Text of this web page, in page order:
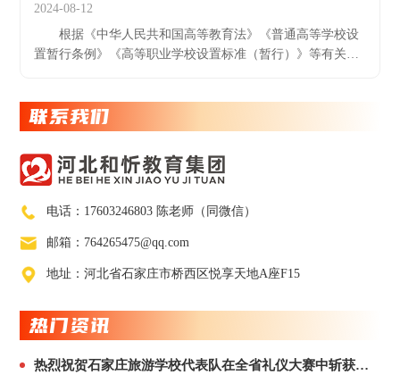
2024-08-12
根据《中华人民共和国高等教育法》《普通高等学校设
置暂行条例》《高等职业学校设置标准（暂行）》等有关规
联系我们
电话：17603246803 陈老师（同微信）
邮箱：764265475@qq.com
地址：河北省石家庄市桥西区悦享天地A座F15
热门资讯
热烈祝贺石家庄旅游学校代表队在全省礼仪大赛中斩获佳绩